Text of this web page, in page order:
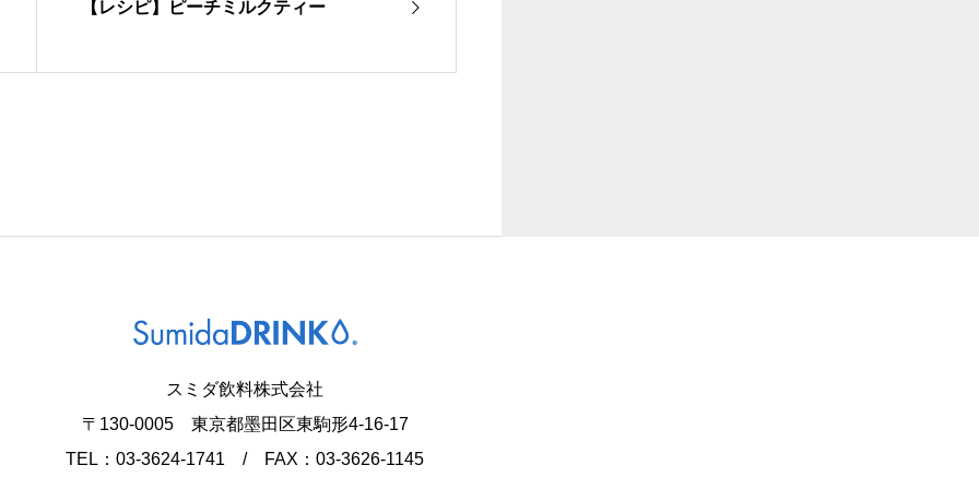
【レシピ】ピーチミルクティー
スミダ飲料株式会社
〒130-0005 東京都墨田区東駒形4-16-17
TEL：03-3624-1741 / FAX：03-3626-1145